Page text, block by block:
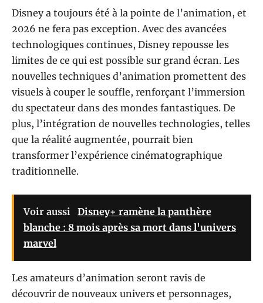
Disney a toujours été à la pointe de l’animation, et
2026 ne fera pas exception. Avec des avancées
technologiques continues, Disney repousse les
limites de ce qui est possible sur grand écran. Les
nouvelles techniques d’animation promettent des
visuels à couper le souffle, renforçant l’immersion
du spectateur dans des mondes fantastiques. De
plus, l’intégration de nouvelles technologies, telles
que la réalité augmentée, pourrait bien
transformer l’expérience cinématographique
traditionnelle.
Voir aussi Disney+ ramène la panthère
blanche : 8 mois après sa mort dans l'univers
marvel
Les amateurs d’animation seront ravis de
découvrir de nouveaux univers et personnages,